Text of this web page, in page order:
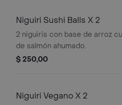
Niguiri Sushi Balls X 2
2 niguiris con base de arroz
de salmón ahumado.
$ 250,00
Niguiri Vegano X 2